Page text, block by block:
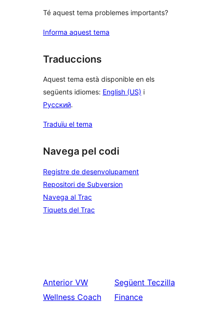
Té aquest tema problemes importants?
Informa aquest tema
Traduccions
Aquest tema està disponible en els
següents idiomes: English (US) i
Русский.
Traduïu el tema
Navega pel codi
Registre de desenvolupament
Repositori de Subversion
Navega al Trac
Tiquets del Trac
Anterior VW
Wellness Coach
Següent Teczilla
Finance